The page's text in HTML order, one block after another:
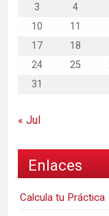
3
4
10
11
17
18
24
25
31
« Jul
Enlaces
Calcula tu Práctica